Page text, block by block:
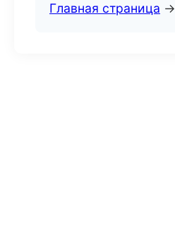
Главная страница →